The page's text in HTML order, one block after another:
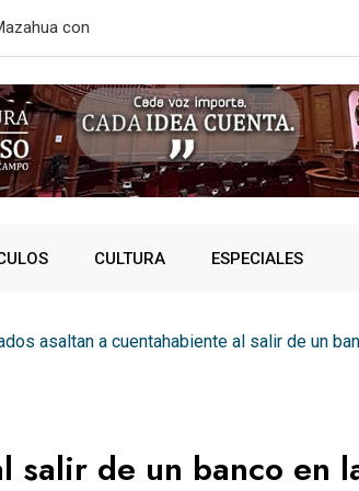
de
CULTURA ESPECIALES
asaltan a cuentahabiente al salir de un
salir de un banco en